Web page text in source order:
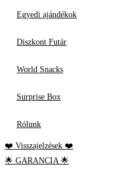
Egyedi ajándékok
Diszkont Futár
World Snacks
Surprise Box
Rólunk
❤️ Visszajelzések ❤️
🌟 GARANCIA 🌟